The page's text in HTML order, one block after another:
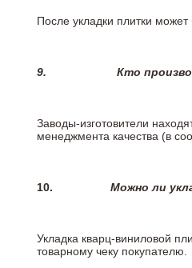
После укладки плитки
9. Кто
Заводы-изготовители
менеджмента качества (в
10. Можно ли
Укладка кварц-виниловой
товарному чеку покупателю.